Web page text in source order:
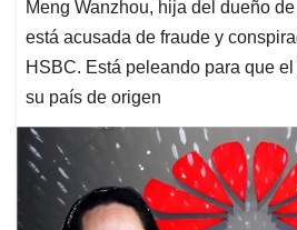
Meng Wanzhou, hija del dueño
está acusada de fraude y
HSBC. Está peleando para que
su país de origen